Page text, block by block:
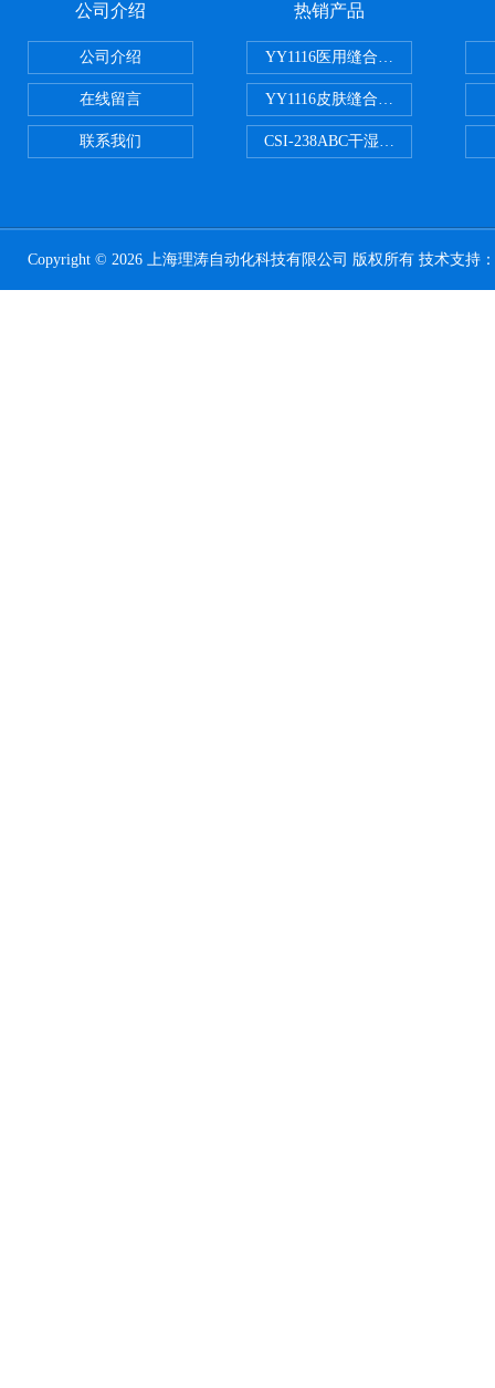
公司介绍
公司介绍
在线留言
联系我们
热销产品
YY1116医用缝合线线径试验仪
YY1116皮肤缝合线线径测量仪
CSI-238ABC干湿电动摩擦色牢度
Copyright © 2026 上海理涛自动化科技有限公司 版权所有 技术支持：